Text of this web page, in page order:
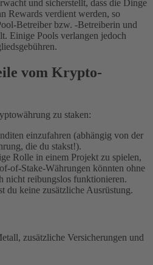
und sicherstellt, dass die Dinge
Rewards verdient werden, so
Betreiber bzw. -Betreiberin und
Einige Pools verlangen jedoch
vom Krypto-
zu staken:
einzufahren (abhängig von der
die du stakst!).
Rolle in einem Projekt zu spielen,
of-Stake-Währungen könnten ohne
nicht reibungslos funktionieren.
du keine zusätzliche Ausrüstung.
zusätzliche Versicherungen und